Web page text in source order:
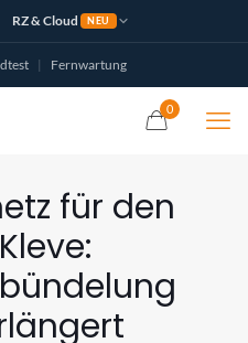
RZ & Cloud NEU
| Fernwartung
0
für den